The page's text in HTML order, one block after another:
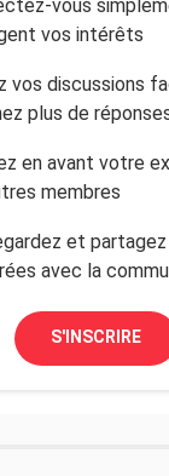
vous
vos intérêts
vos discussions
plus de
en avant votre
membres
et
avec la
S'INSCRIRE